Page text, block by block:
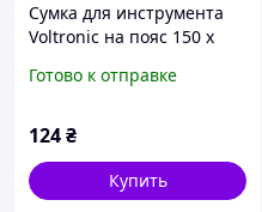
Сумка для инструмента
Voltronic на пояс 150 x
red) (o691443)
Готово к отправке
124₴
Купить